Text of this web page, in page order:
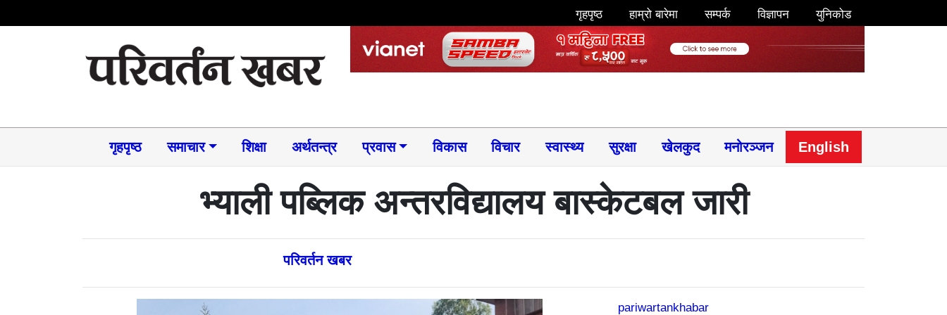
गृहपृष्ठ हाम्रो बारेमा सम्पर्क विज्ञापन युनिकोड
गृहपृष्ठ समाचार​ शिक्षा अर्थतन्त्र प्रवास विकास विचार स्वास्थ्य सुरक्षा खेलकुद मनोरञ्जन English
भ्याली पब्लिक अन्तरविद्यालय बास्केटबल जारी
परिवर्तन खबर
pariwartankhabar